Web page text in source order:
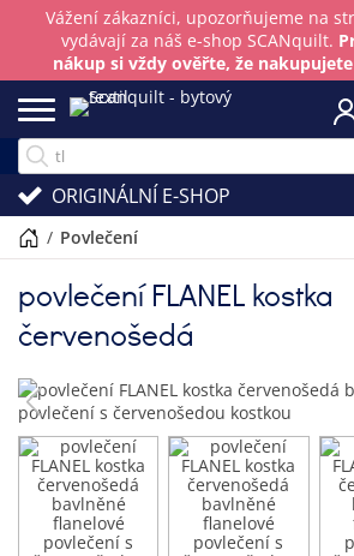
Vážení zákazníci, upozorňujeme na
vydávají za náš e-shop SCANquilt.
nákup si vždy ověřte, že
ORIGINÁLNÍ E-SHOP
/ povlečení
povlečení FLANEL kostka
červenošedá